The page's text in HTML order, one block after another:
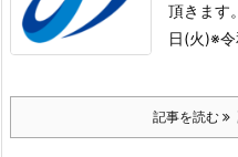
頂きます。
日(火)※
記事を読む